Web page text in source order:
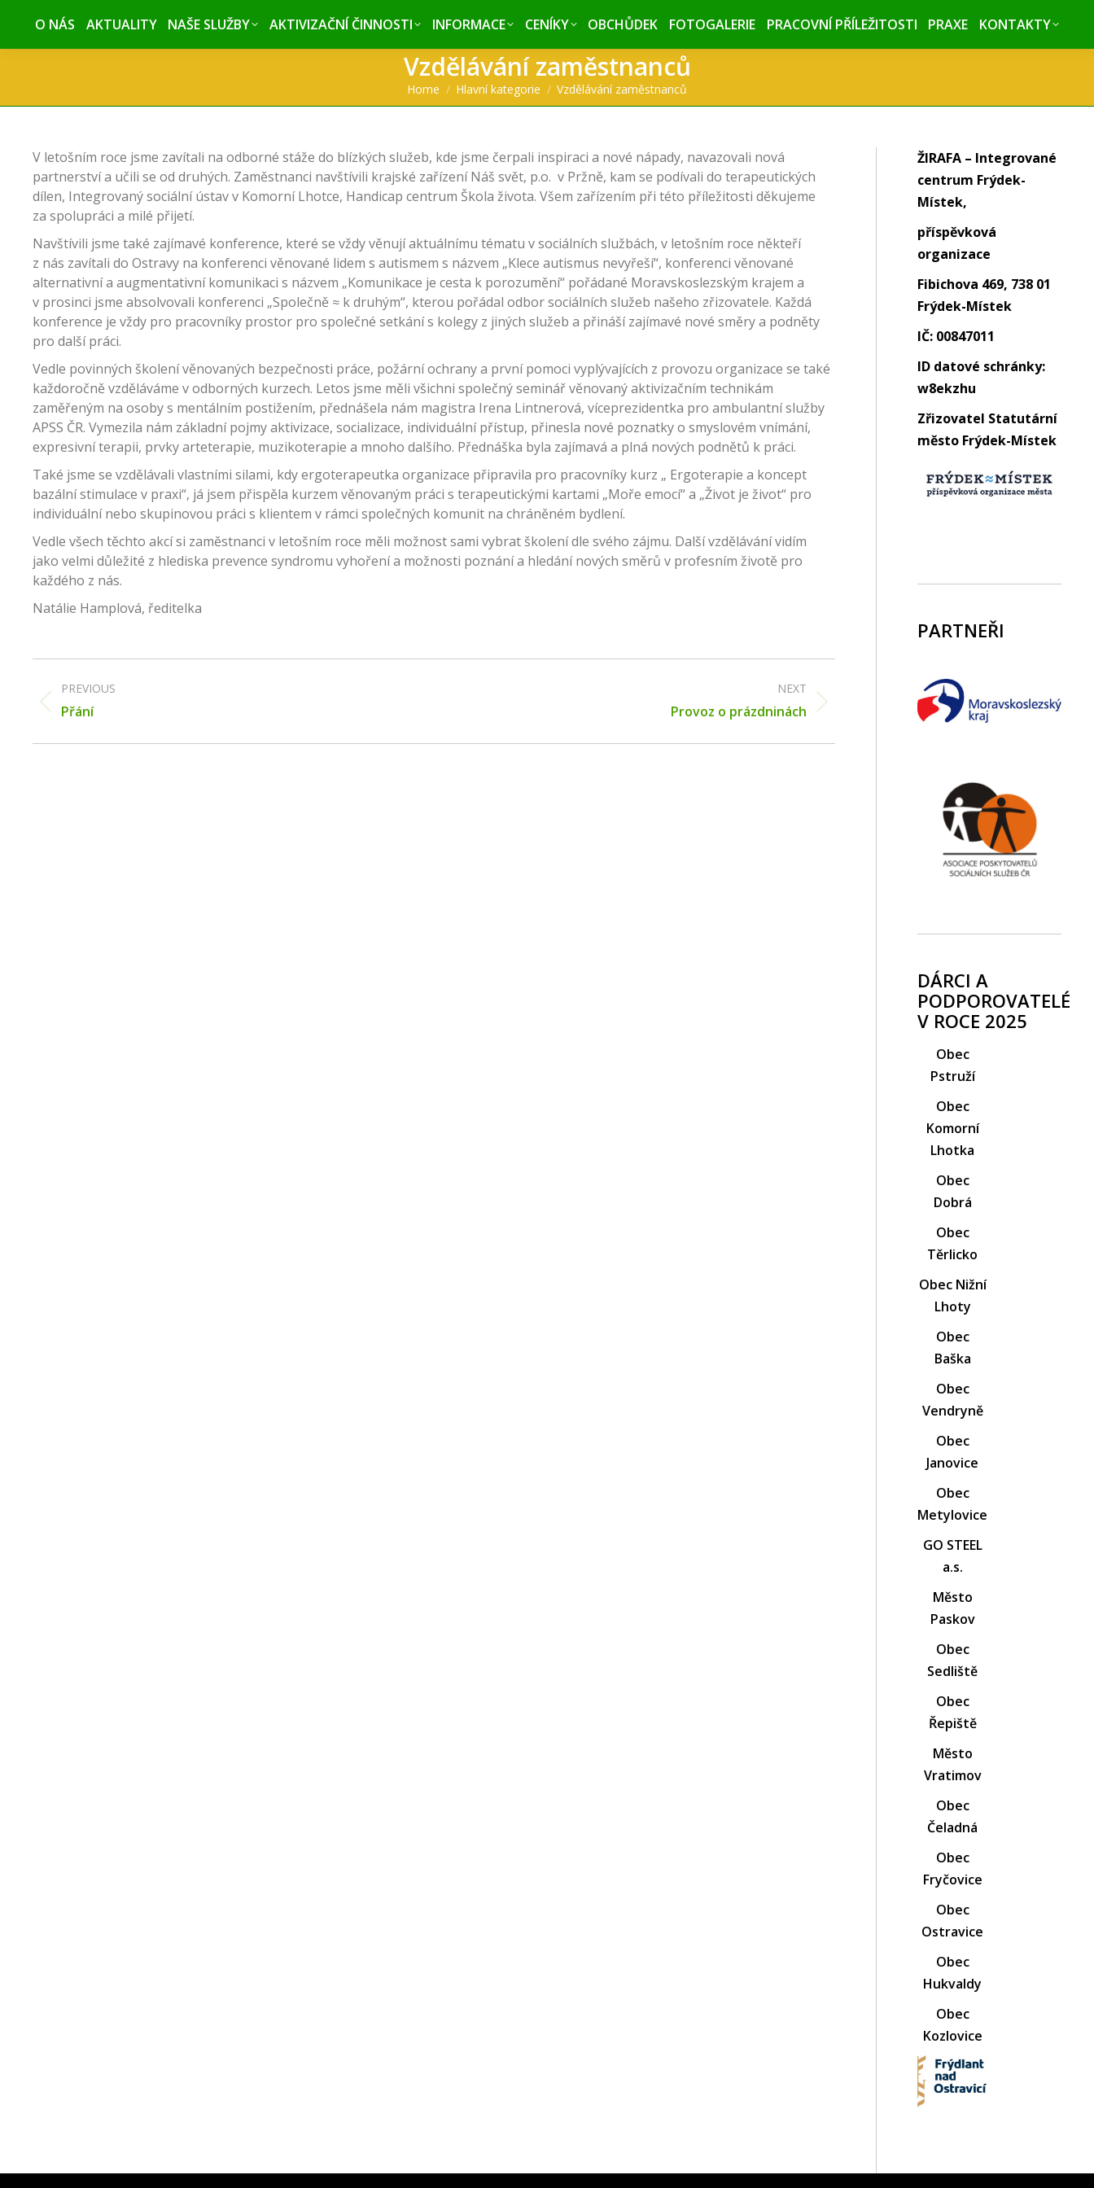
O NÁS AKTUALITY NAŠE SLUŽBY AKTIVIZAČNÍ ČINNOSTI INFORMACE CENÍKY OBCHŮDEK FOTOGALERIE PRACOVNÍ PŘÍLEŽITOSTI PRAXE KONTAKTY
Vzdělávání zaměstnanců
You are here:
Home Hlavní kategorie Vzdělávání zaměstnanců
V letošním roce jsme zavítali na odborné stáže do blízkých služeb, kde jsme čerpali inspiraci a nové nápady, navazovali nová
partnerství a učili se od druhých. Zaměstnanci navštívili krajské zařízení Náš svět, p.o. v Pržně, kam se podívali do terapeutických
dílen, Integrovaný sociální ústav v Komorní Lhotce, Handicap centrum Škola života. Všem zařízením při této příležitosti děkujeme
za spolupráci a milé přijetí.
Navštívili jsme také zajímavé konference, které se vždy věnují aktuálnímu tématu v sociálních službách, v letošním roce někteří
z nás zavítali do Ostravy na konferenci věnované lidem s autismem s názvem „Klece autismus nevyřeší“, konferenci věnované
alternativní a augmentativní komunikaci s názvem „Komunikace je cesta k porozumění“ pořádané Moravskoslezským krajem a
v prosinci jsme absolvovali konferenci „Společně ≈ k druhým“, kterou pořádal odbor sociálních služeb našeho zřizovatele. Každá
konference je vždy pro pracovníky prostor pro společné setkání s kolegy z jiných služeb a přináší zajímavé nové směry a podněty
pro další práci.
Vedle povinných školení věnovaných bezpečnosti práce, požární ochrany a první pomoci vyplývajících z provozu organizace se také
každoročně vzděláváme v odborných kurzech. Letos jsme měli všichni společný seminář věnovaný aktivizačním technikám
zaměřeným na osoby s mentálním postižením, přednášela nám magistra Irena Lintnerová, víceprezidentka pro ambulantní služby
APSS ČR. Vymezila nám základní pojmy aktivizace, socializace, individuální přístup, přinesla nové poznatky o smyslovém vnímání,
expresivní terapii, prvky arteterapie, muzikoterapie a mnoho dalšího. Přednáška byla zajímavá a plná nových podnětů k práci.
Také jsme se vzdělávali vlastními silami, kdy ergoterapeutka organizace připravila pro pracovníky kurz „ Ergoterapie a koncept
bazální stimulace v praxi“, já jsem přispěla kurzem věnovaným práci s terapeutickými kartami „Moře emocí“ a „Život je život“ pro
individuální nebo skupinovou práci s klientem v rámci společných komunit na chráněném bydlení.
Vedle všech těchto akcí si zaměstnanci v letošním roce měli možnost sami vybrat školení dle svého zájmu. Další vzdělávání vidím
jako velmi důležité z hlediska prevence syndromu vyhoření a možnosti poznání a hledání nových směrů v profesním životě pro
každého z nás.
Natálie Hamplová, ředitelka
navigation
PREVIOUS
Previous
Přání
NEXT
Provoz o prázdninách
ŽIRAFA – Integrované
centrum Frýdek-
Místek,
příspěvková
organizace
Fibichova 469, 738 01
Frýdek-Místek
IČ: 00847011
ID datové schránky:
w8ekzhu
Zřizovatel Statutární
město Frýdek-Místek
PARTNEŘI
DÁRCI A
PODPOROVATELÉ
V ROCE 2025
Obec
Pstruží
Obec
Komorní
Lhotka
Obec
Dobrá
Obec
Těrlicko
Obec Nižní
Lhoty
Obec
Baška
Obec
Vendryně
Obec
Janovice
Obec
Metylovice
GO STEEL
a.s.
Město
Paskov
Obec
Sedliště
Obec
Řepiště
Město
Vratimov
Obec
Čeladná
Obec
Fryčovice
Obec
Ostravice
Obec
Hukvaldy
Obec
Kozlovice
O NÁS AKTUALITY NAŠE SLUŽBY AKTIVIZAČNÍ ČINNOSTI INFORMACE CENÍKY OBCHŮDEK FOTOGALERIE PRACOVNÍ PŘÍLEŽITOSTI PRAXE KONTAKTY